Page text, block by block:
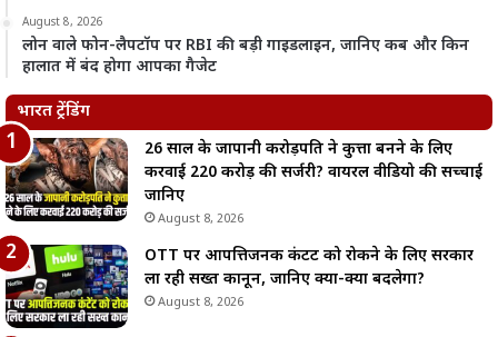
August 8, 2026
लोन वाले फोन-लैपटॉप पर RBI की बड़ी गाइडलाइन, जानिए कब और किन
हालात में बंद होगा आपका गैजेट
भारत ट्रेंडिंग
26 साल के जापानी करोड़पति ने कुत्ता बनने के लिए
करवाई 220 करोड़ की सर्जरी? वायरल वीडियो की सच्चाई
जानिए
August 8, 2026
OTT पर आपत्तिजनक कंटेंट को रोकने के लिए सरकार
ला रही सख्त कानून, जानिए क्या-क्या बदलेगा?
August 8, 2026